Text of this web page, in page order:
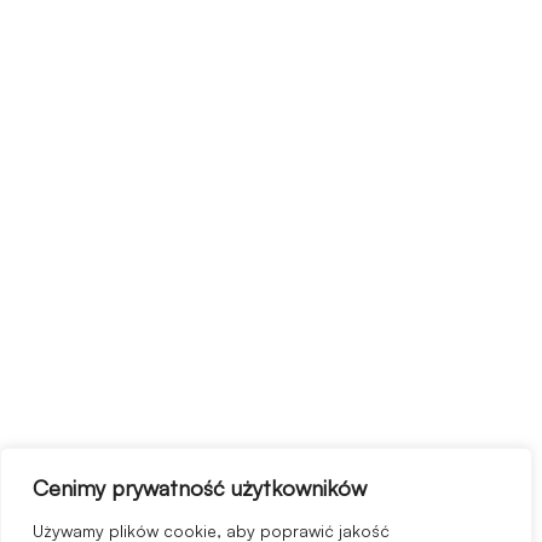
Cenimy prywatność użytkowników
Używamy plików cookie, aby poprawić jakość